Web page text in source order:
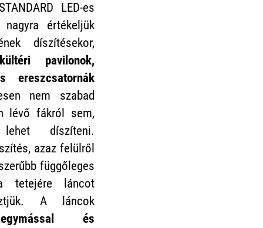
LED-es
értékeljük
díszítésekor,
pavilonok,
ereszcsatornák
nem szabad
lévő fákról sem,
díszíteni.
azaz felülről
függőleges
tetejére láncot
A láncok
egymással és